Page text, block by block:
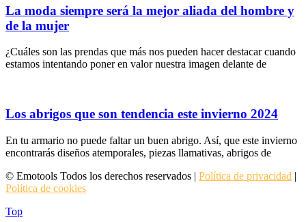
La moda siempre será la mejor aliada del hombre y
de la mujer
¿Cuáles son las prendas que más nos pueden hacer destacar cuando
estamos intentando poner en valor nuestra imagen delante de
Los abrigos que son tendencia este invierno 2024
En tu armario no puede faltar un buen abrigo. Así, que este invierno
encontrarás diseños atemporales, piezas llamativas, abrigos de
© Emotools Todos los derechos reservados | Política de privacidad |
Política de cookies
Top